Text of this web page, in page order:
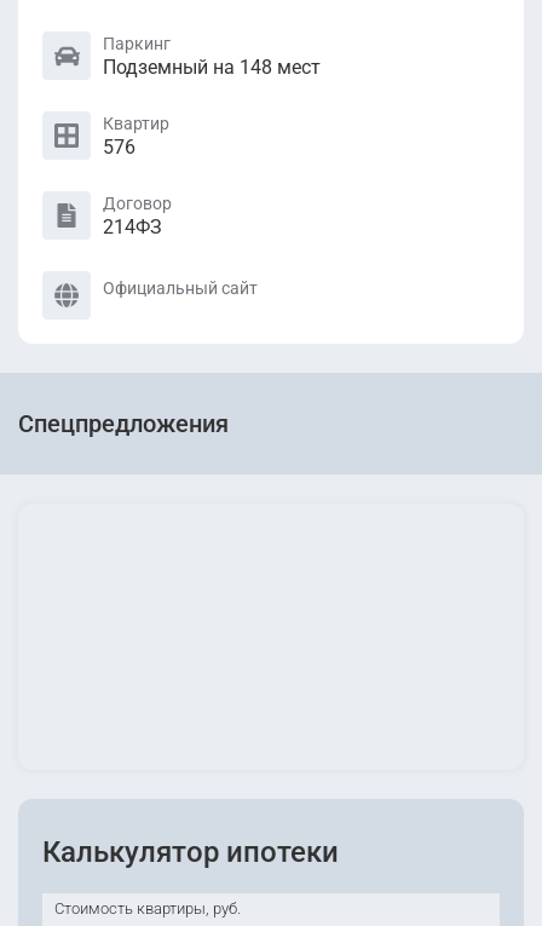
Паркинг
Подземный на 148 мест
Квартир
576
Договор
214ФЗ
Официальный сайт
Спецпредложения
Калькулятор ипотеки
Стоимость квартиры, руб.